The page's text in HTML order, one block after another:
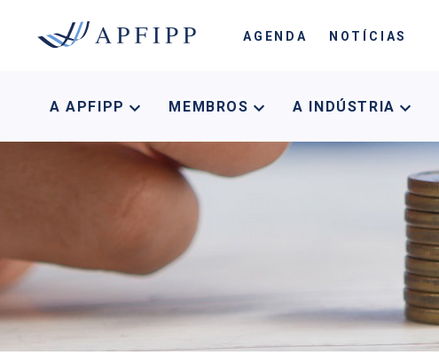
AGENDA NOTÍCIAS
A APFIPP MEMBROS A INDÚSTRIA